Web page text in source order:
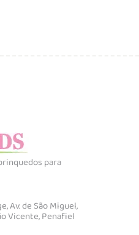
para
Av. de São Miguel,
Vicente, Penafiel